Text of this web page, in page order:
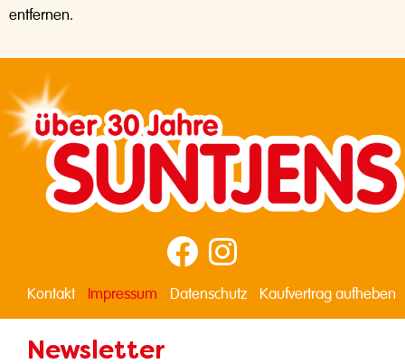
entfernen.
Newsletter
Kontakt Impressum Datenschutz Kaufvertrag aufheben